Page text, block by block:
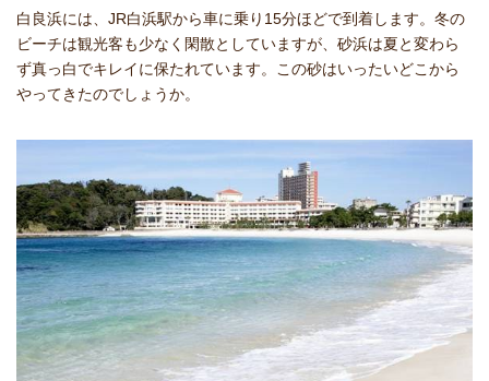
白良浜には、JR白浜駅から車に乗り15分ほどで到着します。冬の
ビーチは観光客も少なく閑散としていますが、砂浜は夏と変わら
ず真っ白でキレイに保たれています。この砂はいったいどこから
やってきたのでしょうか。